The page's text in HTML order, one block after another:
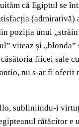
că Egiptul se
unui
viteaz și
fiicei
nu s-ar fi
subliniindu-i
rătăcitor